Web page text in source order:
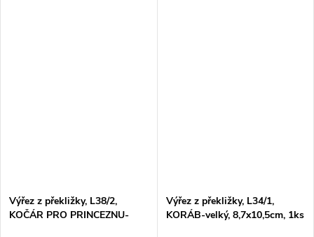
Výřez z překližky, L38/2,
KOČÁR PRO PRINCEZNU-
Výřez z překližky, L34/1,
KORÁB-velký, 8,7x10,5cm, 1ks